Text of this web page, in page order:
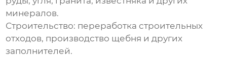
минералов.
Строительство: переработка строительных
отходов, производство щебня и других
заполнителей.